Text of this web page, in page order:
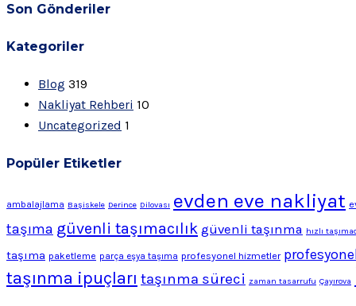
Son Gönderiler
Kategoriler
Blog 319
Nakliyat Rehberi 10
Uncategorized 1
Popüler Etiketler
ambalajlama Başiskele Derince Dilovası evden eve nakliyat
taşıma güvenli taşımacılık güvenli taşınma hızlı
taşıma paketleme parça eşya taşıma profesyonel hizmetler
taşınma ipuçları taşınma süreci zaman tasarrufu Çayırova